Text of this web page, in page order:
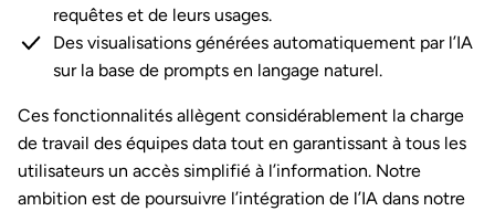
requêtes et de leurs usages.
Des visualisations générées automatiquement par l’IA
sur la base de prompts en langage naturel.
Ces fonctionnalités allègent considérablement la charge
de travail des équipes data tout en garantissant à tous les
utilisateurs un accès simplifié à l’information. Notre
ambition est de poursuivre l’intégration de l’IA dans notre